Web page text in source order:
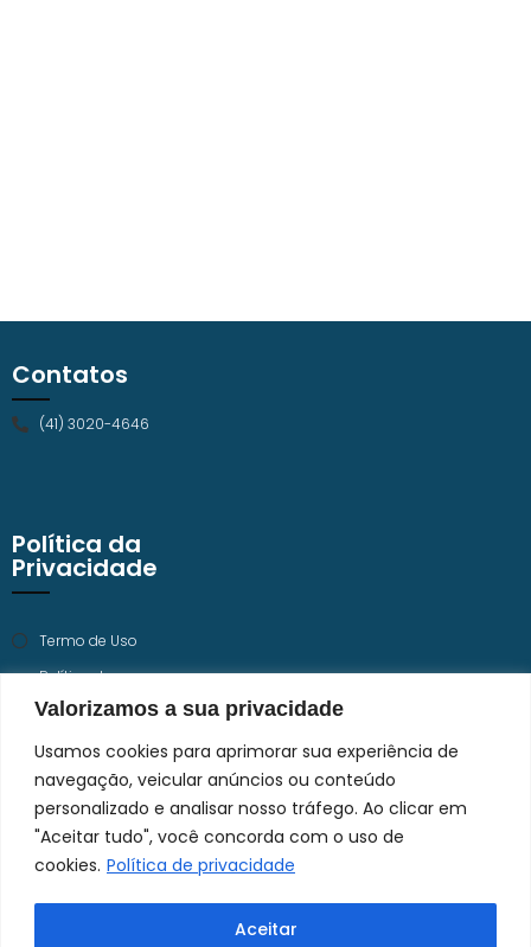
Valorizamos a sua privacidade
Usamos cookies para aprimorar sua experiência de
navegação, veicular anúncios ou conteúdo
personalizado e analisar nosso tráfego. Ao clicar em
"Aceitar tudo", você concorda com o uso de
cookies. Política de privacidade
Aceitar
Política da
Privacidade
Termo de Uso
Política de
Privacidade
Contatos
(41) 3020-4646